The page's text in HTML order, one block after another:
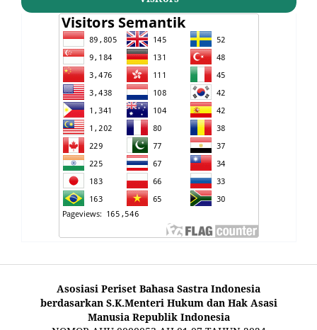
Asosiasi Periset Bahasa Sastra Indonesia
berdasarkan S.K.Menteri Hukum dan Hak Asasi
Manusia Republik Indonesia